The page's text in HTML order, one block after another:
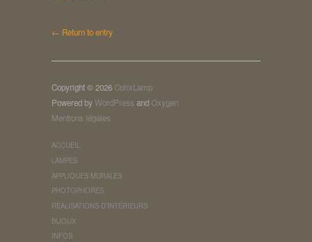
← Return to entry
Copyright © 2026 ColorLamp
Powered byWordPress andOxygen
Mentions légales
ACCUEIL
LAMPES
APPLIQUES MURALES
PHOTOPHORES
RÉALISATIONS D’INTÉRIEURS
BIJOUX
INFOS